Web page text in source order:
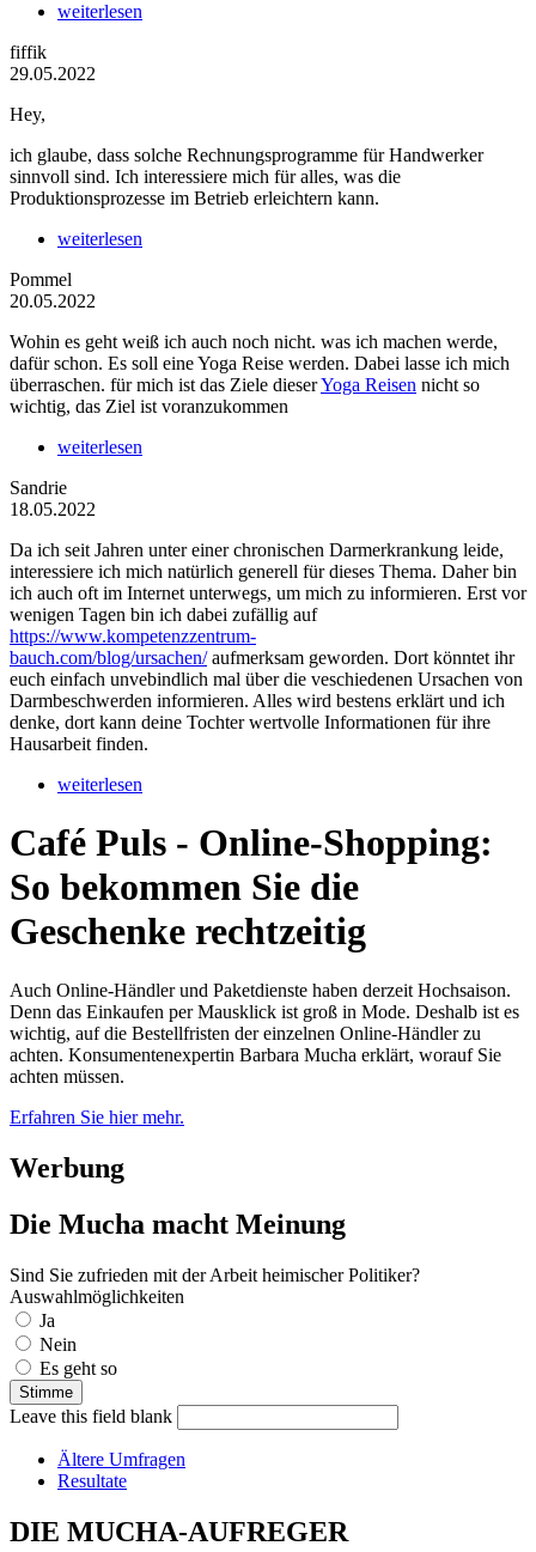
weiterlesen
fiffik
29.05.2022
Hey,
ich glaube, dass solche Rechnungsprogramme für Handwerker
sinnvoll sind. Ich interessiere mich für alles, was die
Produktionsprozesse im Betrieb erleichtern kann.
weiterlesen
Pommel
20.05.2022
Wohin es geht weiß ich auch noch nicht. was ich machen werde,
dafür schon. Es soll eine Yoga Reise werden. Dabei lasse ich mich
überraschen. für mich ist das Ziele dieserYoga Reisen nicht so
wichtig, das Ziel ist voranzukommen
weiterlesen
Sandrie
18.05.2022
Da ich seit Jahren unter einer chronischen Darmerkrankung leide,
interessiere ich mich natürlich generell für dieses Thema. Daher bin
ich auch oft im Internet unterwegs, um mich zu informieren. Erst vor
wenigen Tagen bin ich dabei zufällig auf
https://www.kompetenzzentrum-
bauch.com/blog/ursachen/aufmerksam geworden. Dort könntet ihr
euch einfach unvebindlich mal über die veschiedenen Ursachen von
Darmbeschwerden informieren. Alles wird bestens erklärt und ich
denke, dort kann deine Tochter wertvolle Informationen für ihre
Hausarbeit finden.
weiterlesen
Café Puls - Online-Shopping:
So bekommen Sie die
Geschenke rechtzeitig
Auch Online-Händler und Paketdienste haben derzeit Hochsaison.
Denn das Einkaufen per Mausklick ist groß in Mode. Deshalb ist es
wichtig, auf die Bestellfristen der einzelnen Online-Händler zu
achten. Konsumentenexpertin Barbara Mucha erklärt, worauf Sie
achten müssen.
Erfahren Sie hier mehr.
Werbung
Die Mucha macht Meinung
Sind Sie zufrieden mit der Arbeit heimischer Politiker?
Auswahlmöglichkeiten
Ja
Nein
Es geht so
Leave this field blank
Ältere Umfragen
Resultate
DIE MUCHA-AUFREGER